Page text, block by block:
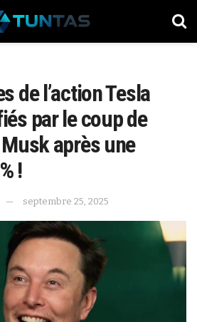
de l’action Tesla
par le coup de
après une
!
septembre 25, 2025